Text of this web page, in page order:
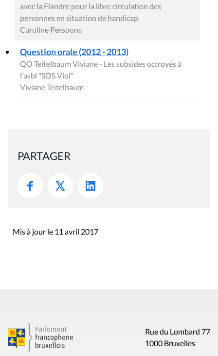
avec la Flandre pour la libre circulation des
personnes en situation de handicap
Caroline Persoons
Question orale (2012 - 2013)
QO Teitelbaum Viviane - Les subsides octroyés à
l'asbl "SOS Viol"
Viviane Teitelbaum
PARTAGER
Mis à jour le 11 avril 2017
Rue du Lombard 77
1000 Bruxelles